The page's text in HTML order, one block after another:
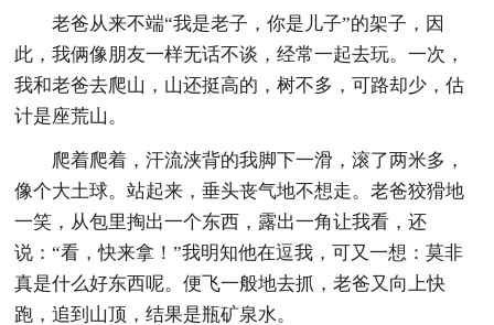
老爸从来不端“我是老子，你是儿子”的架子，因
此，我俩像朋友一样无话不谈，经常一起去玩。一次，
我和老爸去爬山，山还挺高的，树不多，可路却少，估
计是座荒山。
爬着爬着，汗流浃背的我脚下一滑，滚了两米多，
像个大土球。站起来，垂头丧气地不想走。老爸狡猾地
一笑，从包里掏出一个东西，露出一角让我看，还
说：“看，快来拿！”我明知他在逗我，可又一想：莫非
真是什么好东西呢。便飞一般地去抓，老爸又向上快
跑，追到山顶，结果是瓶矿泉水。